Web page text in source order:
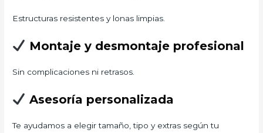
Estructuras resistentes y lonas limpias.
Montaje y desmontaje profesional
Sin complicaciones ni retrasos.
Asesoría personalizada
Te ayudamos a elegir tamaño, tipo y extras según tu